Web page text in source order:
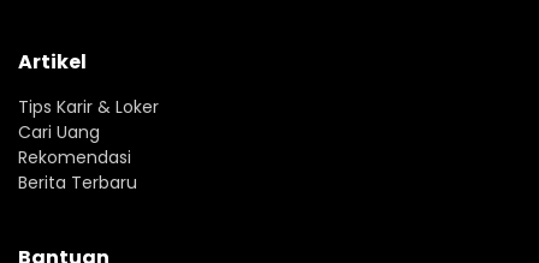
Artikel
Tips Karir & Loker
Cari Uang
Rekomendasi
Berita Terbaru
Bantuan